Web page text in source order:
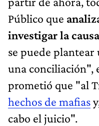
Público que
investigar la
se puede
una conciliación",
prometió que "al
hechos de mafias
cabo el juicio".